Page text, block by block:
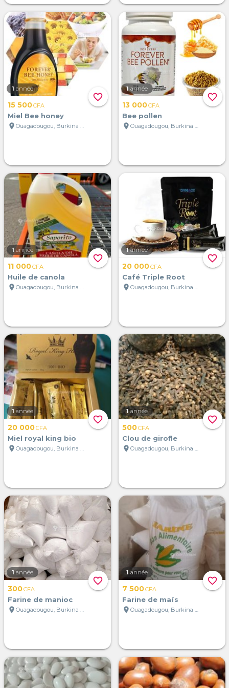
favorite_border
1 année
15 500CFA
Miel Bee honey
location_on
Ouagadougou, Burkina Faso
favorite_border
1 année
13 000CFA
Bee pollen
location_on
Ouagadougou, Burkina Faso
favorite_border
1 année
11 000CFA
Huile de canola
location_on
Ouagadougou, Burkina Faso
favorite_border
1 année
20 000CFA
Café Triple Root
location_on
Ouagadougou, Burkina Faso
favorite_border
1 année
20 000CFA
Miel royal king bio
location_on
Ouagadougou, Burkina Faso
favorite_border
1 année
500CFA
Clou de girofle
location_on
Ouagadougou, Burkina Faso
favorite_border
1 année
300CFA
Farine de manioc
location_on
Ouagadougou, Burkina Faso
favorite_border
1 année
7 500CFA
Farine de maïs
location_on
Ouagadougou, Burkina Faso